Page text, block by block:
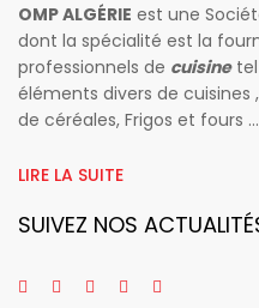
OMP ALGÉRIE est une
dont la spécialité est la
professionnels de cuisine
éléments divers de cuisines
de céréales, Frigos et fours ...
LIRE LA SUITE
SUIVEZ NOS